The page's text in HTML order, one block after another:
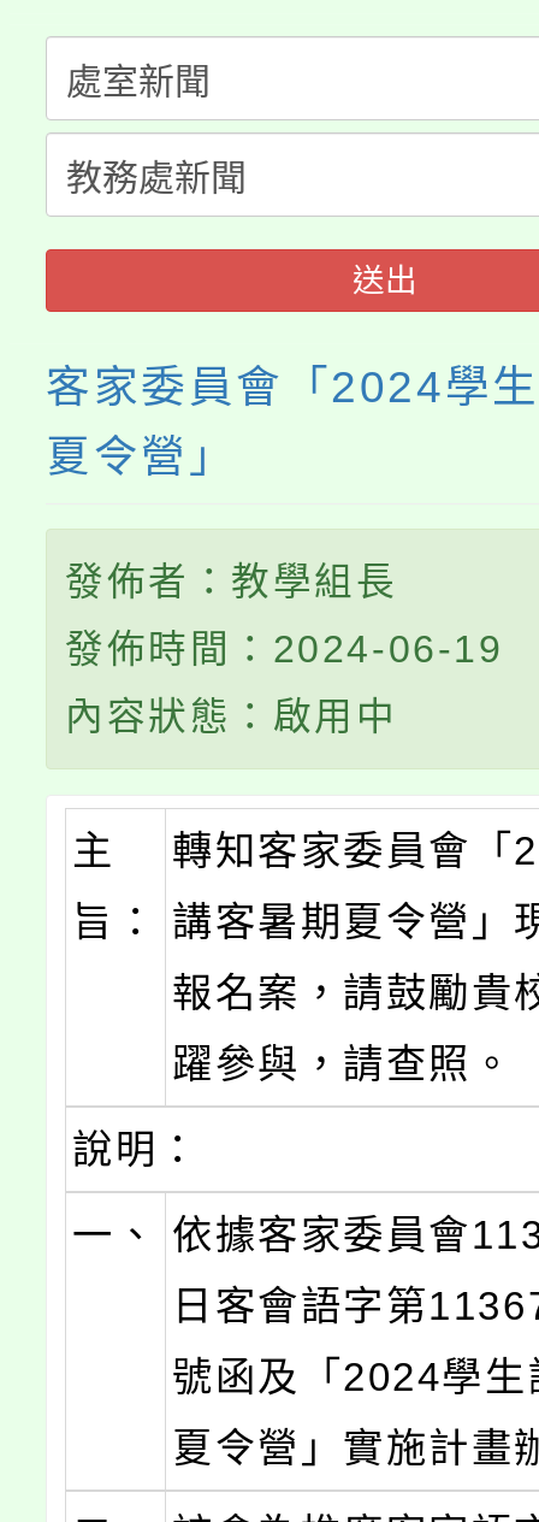
心理、諮商輔導、社會
系所師生報名參加。
門員」簡章及活動海報
踴躍報名參加。
要點
展演活動實施計畫」
115年度「教育部表揚
義教育推展貢獻獎」
送出
客家委員會「2024學
夏令營」
發佈者：教學組長
發佈時間：2024-06-19
內容狀態：啟用中
主
旨：
轉知客家委員會「
講客暑期夏令營」
報名案，請鼓勵貴
躍參與，請查照。
說明：
一、
依據客家委員會
日客會語字第
號函及「2024學生
夏令營」實施計畫